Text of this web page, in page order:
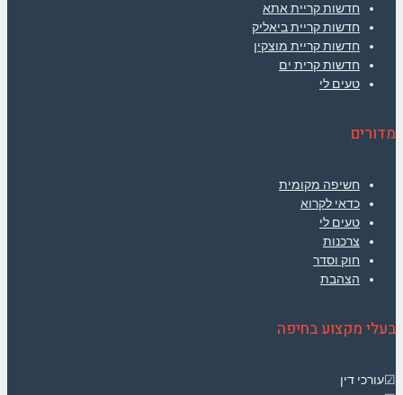
חדשות קריית אתא
חדשות קריית ביאליק
חדשות קריית מוצקין
חדשות קרית ים
טעים לי
מדורים
חשיפה מקומית
כדאי לקרוא
טעים לי
צרכנות
חוק וסדר
הצהבת
בעלי מקצוע בחיפה
☑עורכי דין